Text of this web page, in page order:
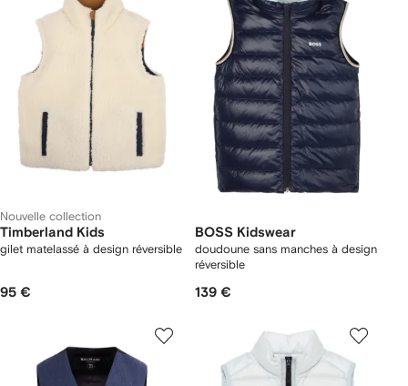
Nouvelle collection
Timberland Kids
gilet matelassé à design réversible
95 €
BOSS Kidswear
doudoune sans manches à design
réversible
139 €